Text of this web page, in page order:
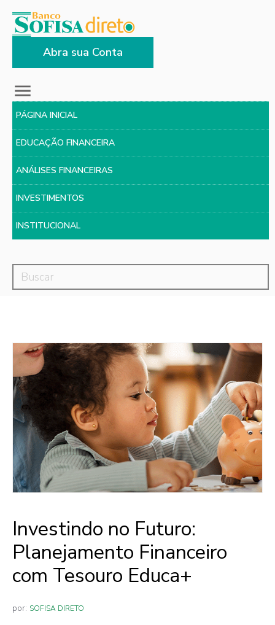
Abra sua Conta
PÁGINA INICIAL
EDUCAÇÃO FINANCEIRA
ANÁLISES FINANCEIRAS
INVESTIMENTOS
INSTITUCIONAL
Investindo no Futuro:
Planejamento Financeiro
com Tesouro Educa+
por: SOFISA DIRETO